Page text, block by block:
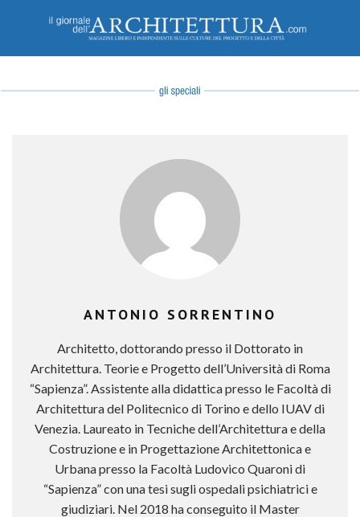
ANTONIO SORRENTINO
Architetto, dottorando presso il Dottorato in
Architettura. Teorie e Progetto dell’Università di Roma
“Sapienza”. Assistente alla didattica presso le Facoltà di
Architettura del Politecnico di Torino e dello IUAV di
Venezia. Laureato in Tecniche dell’Architettura e della
Costruzione e in Progettazione Architettonica e
Urbana presso la Facoltà Ludovico Quaroni di
“Sapienza” con una tesi sugli ospedali psichiatrici e
giudiziari. Nel 2018 ha conseguito il Master